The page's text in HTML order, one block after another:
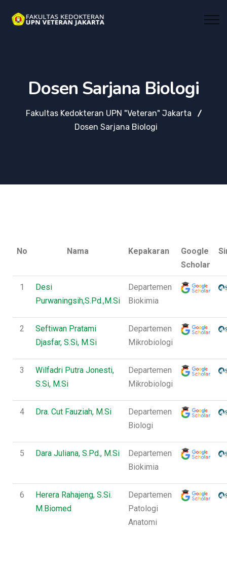
Dosen Sarjana Biologi
Fakultas Kedokteran UPN "Veteran" Jakarta
Dosen Sarjana Biologi
No Nama Kepakaran
Google
Scholar
1
Desi
Purwaningsih,S.Pd.,M.Si
Departemen
Biokimia
2
Seftiwan Pratami
Djasfar, S.Si, M.Si
Departemen
Mikrobiologi
3
Wilfadri Putra Jonesti,
S.Si, M.Si
Departemen
Mikrobiologi
4 Dra. Cut Fauziah, M.Si
Departemen
Biologi
5 Dara Juliana, S.Pd., M.Si
Departemen
Biokimia
6
Herera Rahajeng, S.Si.
M.Biomed
Departemen
Patologi
Anatomi